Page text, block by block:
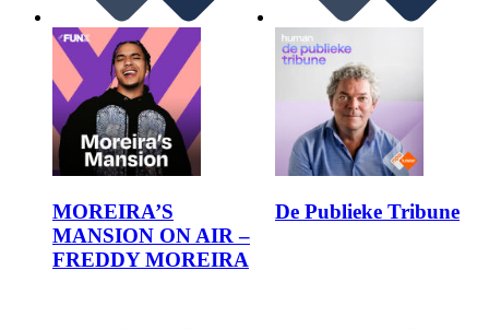
MOREIRA’S
MANSION ON AIR –
FREDDY MOREIRA
De Publieke Tribune